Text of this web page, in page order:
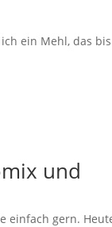
ein Mehl, das
und
einfach gern.